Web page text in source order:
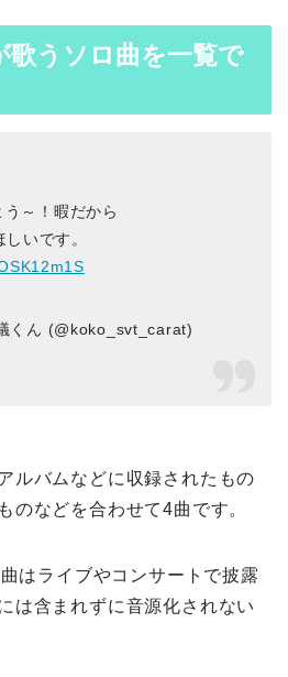
歌うソロ曲を一覧で
～！暇だから
いです。
くん (@koko_svt_carat)
ルバムなどに収録されたもの
のなどを合わせて4曲です。
はライブやコンサートで披露
は含まれずに音源化されない